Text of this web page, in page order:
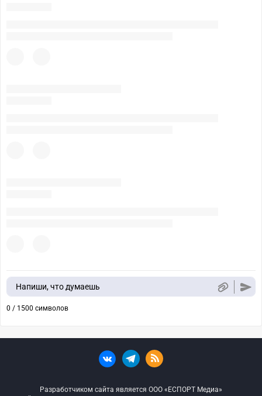
Напиши, что думаешь
0 / 1500 символов
Разработчиком сайта является ООО «ЕСПОРТ Медиа»